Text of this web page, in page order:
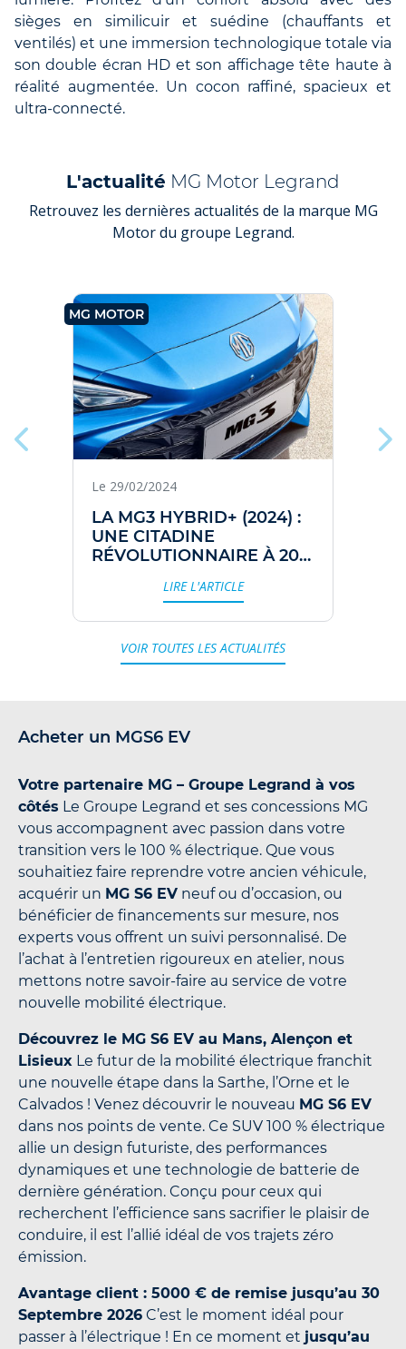
sièges en similicuir et suédine (chauffants et
ventilés) et une immersion technologique totale via
son double écran HD et son affichage tête haute à
réalité augmentée. Un cocon raffiné, spacieux et
ultra-connecté.
L'actualité MG Motor Legrand
Retrouvez les dernières actualités de la marque MG
Motor du groupe Legrand.
MG MOTOR
Le 29/02/2024
LA MG3 HYBRID+ (2024) :
UNE CITADINE
RÉVOLUTIONNAIRE À 20
LIRE L'ARTICLE
VOIR TOUTES LES ACTUALITÉS
Acheter un MGS6 EV
Votre partenaire MG – Groupe Legrand à vos
côtés Le Groupe Legrand et ses concessions MG
vous accompagnent avec passion dans votre
transition vers le 100 % électrique. Que vous
souhaitiez faire reprendre votre ancien véhicule,
acquérir un MG S6 EV neuf ou d’occasion, ou
bénéficier de financements sur mesure, nos
experts vous offrent un suivi personnalisé. De
l’achat à l’entretien rigoureux en atelier, nous
mettons notre savoir-faire au service de votre
nouvelle mobilité électrique.
Découvrez le MG S6 EV au Mans, Alençon et
Lisieux Le futur de la mobilité électrique franchit
une nouvelle étape dans la Sarthe, l’Orne et le
Calvados ! Venez découvrir le nouveau MG S6 EV
dans nos points de vente. Ce SUV 100 % électrique
allie un design futuriste, des performances
dynamiques et une technologie de batterie de
dernière génération. Conçu pour ceux qui
recherchent l’efficience sans sacrifier le plaisir de
conduire, il est l’allié idéal de vos trajets zéro
émission.
Avantage client : 5000 € de remise jusqu’au 30
Septembre 2026 C’est le moment idéal pour
passer à l’électrique ! En ce moment et jusqu’au